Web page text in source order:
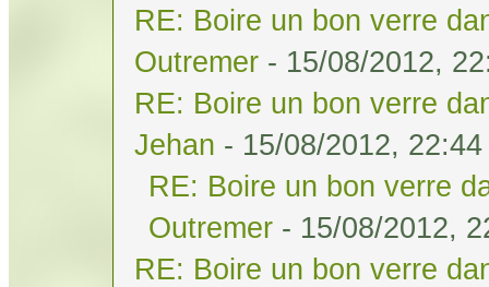
RE: Boire un bon verre
Outremer - 15/08/2012,
RE: Boire un bon verre
Jehan - 15/08/2012, 22:44
RE: Boire un bon verre
Outremer - 15/08/2012,
RE: Boire un bon verre